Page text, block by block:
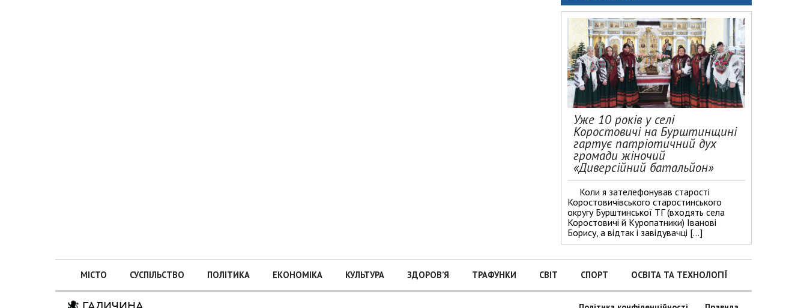
Уже 10 років у селі
Коростовичі на Бурштинщині
гартує патріотичний дух
громади жіночий
«Диверсійний батальйон»
Коли я зателефонував старості
Коростовичівського старостинського
округу Бурштинської ТГ (входять села
Коростовичі й Куропатники) Іванові
Борису, а відтак і завідувачці […]
МІСТО СУСПІЛЬСТВО ПОЛІТИКА ЕКОНОМІКА КУЛЬТУРА ЗДОРОВ’Я ТРАФУНКИ СВІТ СПОРТ ОСВІТА ТА ТЕХНОЛОГІЇ